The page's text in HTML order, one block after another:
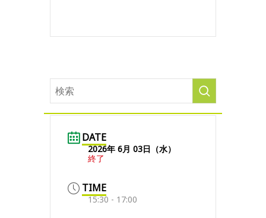
DATE
2026年 6月 03日（水）
終了
TIME
15:30 - 17:00